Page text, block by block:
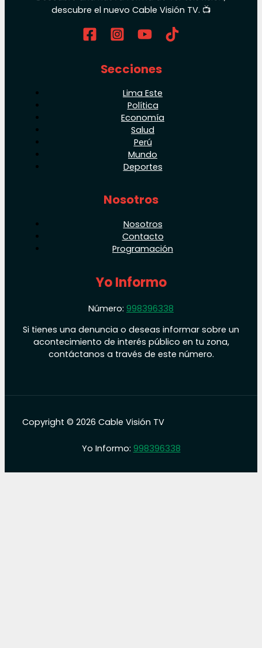
descubre el nuevo Cable Visión TV. 📺
Secciones
Lima Este
Política
Economía
Salud
Perú
Mundo
Deportes
Nosotros
Nosotros
Contacto
Programación
Yo Informo
Número: 998396338
Si tienes una denuncia o deseas informar sobre un
acontecimiento de interés público en tu zona,
contáctanos a través de este número.
Copyright © 2026 Cable Visión TV
Yo Informo: 998396338